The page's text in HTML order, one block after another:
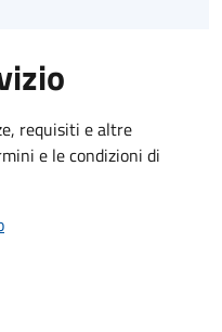
requisiti e altre
e le condizioni di